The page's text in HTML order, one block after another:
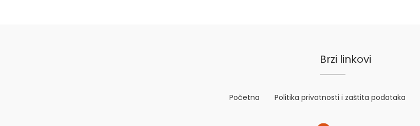
Brzi linkovi
Početna Politika privatnosti i zaštita podataka